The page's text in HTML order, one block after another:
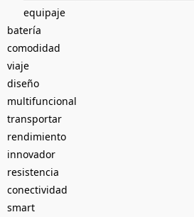
equipaje
batería
comodidad
viaje
diseño
multifuncional
transportar
rendimiento
innovador
resistencia
conectividad
smart